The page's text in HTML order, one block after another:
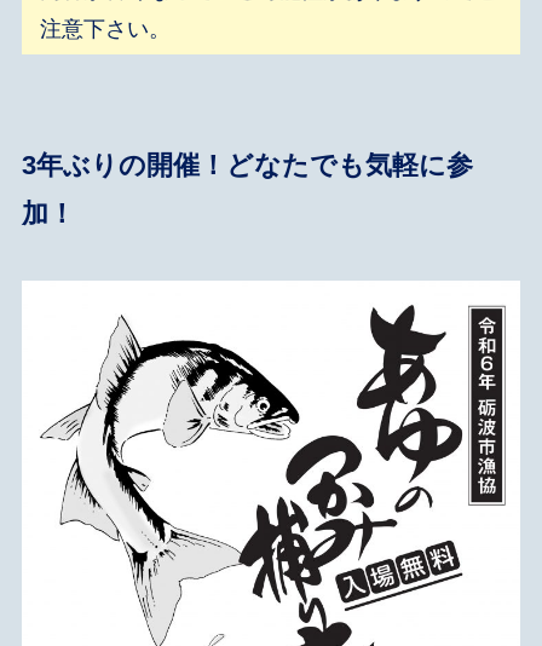
注意下さい。
3年ぶりの開催！どなたでも気軽に参
加！